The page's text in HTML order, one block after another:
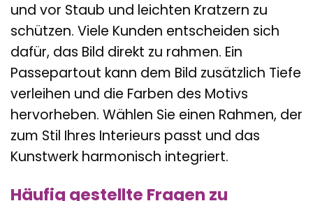
und vor Staub und leichten Kratzern zu
schützen. Viele Kunden entscheiden sich
dafür, das Bild direkt zu rahmen. Ein
Passepartout kann dem Bild zusätzlich Tiefe
verleihen und die Farben des Motivs
hervorheben. Wählen Sie einen Rahmen, der
zum Stil Ihres Interieurs passt und das
Kunstwerk harmonisch integriert.
Häufig gestellte Fragen zu